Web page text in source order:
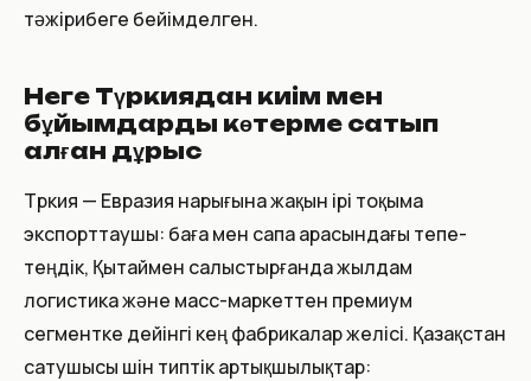
тәжірибеге бейімделген.
Неге Түркиядан киім мен
бұйымдарды көтерме сатып
алған дұрыс
Түркия — Евразия нарығына жақын ірі тоқыма
экспорттаушы: баға мен сапа арасындағы тепе-
теңдік, Қытаймен салыстырғанда жылдам
логистика және масс-маркеттен премиум
сегментке дейінгі кең фабрикалар желісі. Қазақстан
сатушысы үшін типтік артықшылықтар: